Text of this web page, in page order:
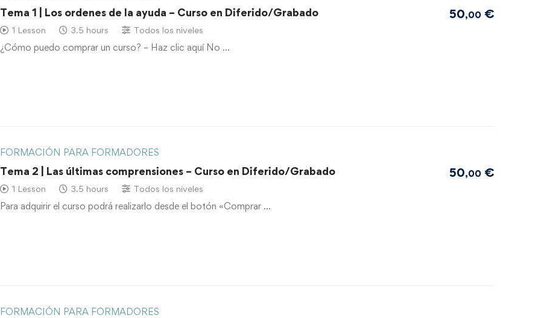
Tema 1 | Los ordenes de la ayuda – Curso en Diferido/Grabado
1 Lesson 3.5 hours Todos los niveles
¿Cómo puedo comprar un curso? – Haz clic aquí No …
50,00 €
FORMACIÓN PARA FORMADORES
Tema 2 | Las últimas comprensiones – Curso en Diferido/Grabado
1 Lesson 3.5 hours Todos los niveles
Para adquirir el curso podrá realizarlo desde el botón «Comprar …
50,00 €
FORMACIÓN PARA FORMADORES